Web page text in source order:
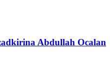
Abdullah Ocalan